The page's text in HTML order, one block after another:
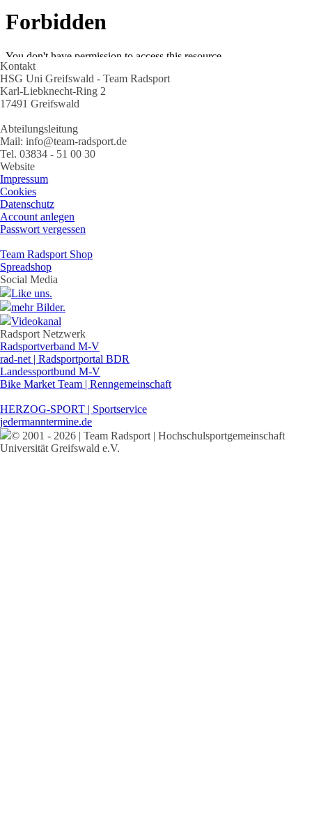
Kontakt
HSG Uni Greifswald - Team Radsport
Karl-Liebknecht-Ring 2
17491 Greifswald
Abteilungsleitung
Mail: info@team-radsport.de
Tel. 03834 - 51 00 30
Website
Impressum
Cookies
Datenschutz
Account anlegen
Passwort vergessen
Team Radsport Shop
Spreadshop
Social Media
Like uns.
mehr Bilder.
Videokanal
Radsport Netzwerk
Radsportverband M-V
rad-net | Radsportportal BDR
Landessportbund M-V
Bike Market Team | Renngemeinschaft
HERZOG-SPORT | Sportservice
jedermanntermine.de
© 2001 - 2026 | Team Radsport | Hochschulsportgemeinschaft
Universität Greifswald e.V.